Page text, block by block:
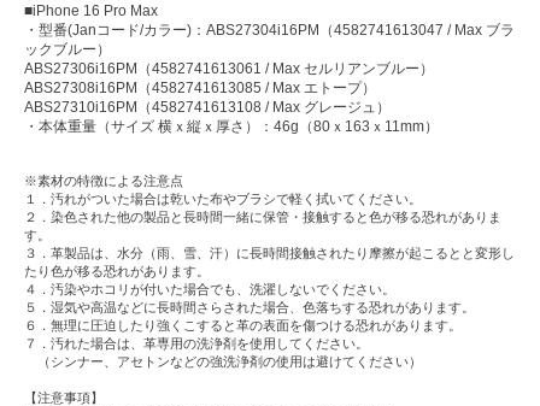
■iPhone 16 Pro Max
・型番(Janコード/カラー)：ABS27304i16PM（4582741613047 / Max ブラ
ックブルー）
ABS27306i16PM（4582741613061 / Max セルリアンブルー）
ABS27308i16PM（4582741613085 / Max エトープ）
ABS27310i16PM（4582741613108 / Max グレージュ）
・本体重量（サイズ 横ｘ縦ｘ厚さ）：46g（80ｘ163ｘ11mm）
※素材の特徴による注意点
１．汚れがついた場合は乾いた布やブラシで軽く拭いてください。
２．染色された他の製品と長時間一緒に保管・接触すると色が移る恐れがありま
す。
３．革製品は、水分（雨、雪、汗）に長時間接触されたり摩擦が起こるとと変形し
たり色が移る恐れがあります。
４．汚染やホコリが付いた場合でも、洗濯しないでください。
５．湿気や高温などに長時間さらされた場合、色落ちする恐れがあります。
６．無理に圧迫したり強くこすると革の表面を傷つける恐れがあります。
７．汚れた場合は、革専用の洗浄剤を使用してください。
（シンナー、アセトンなどの強洗浄剤の使用は避けてください）
【注意事項】